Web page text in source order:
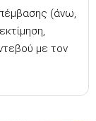
(άνω,
με τον